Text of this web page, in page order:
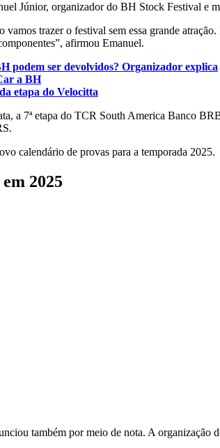
Júnior, organizador do BH Stock Festival e
trazer o festival sem essa grande
afirmou Emanuel.
podem ser devolvidos? Organizador explica
a BH
etapa do Velocitta
a 7ª etapa do TCR South America Banco
calendário de provas para a temporada 2025.
2025
também por meio de nota. A organização